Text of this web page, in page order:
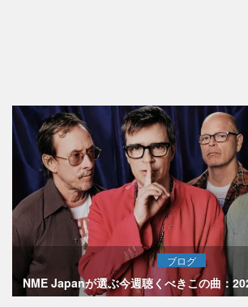
ブログ
NME Japanが選ぶ今週聴くべきこの曲：